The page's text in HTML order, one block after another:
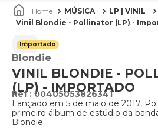
MÚSICA LP | VINIL
Vinil Blondie - Pollinator (LP) -
Importado
Blondie
VINIL BLONDIE -
(LP) - IMPORTADO
: 00405053826341
Lançado em 5 de maio de 2017,
primeiro álbum de estúdio da
Blondie.